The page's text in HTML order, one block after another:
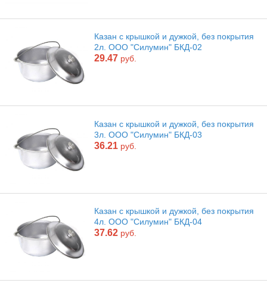
Казан с крышкой и дужкой, без покрытия
2л. ООО "Силумин" БКД-02
29.47 руб.
Казан с крышкой и дужкой, без покрытия
3л. ООО "Силумин" БКД-03
36.21 руб.
Казан с крышкой и дужкой, без покрытия
4л. ООО "Силумин" БКД-04
37.62 руб.